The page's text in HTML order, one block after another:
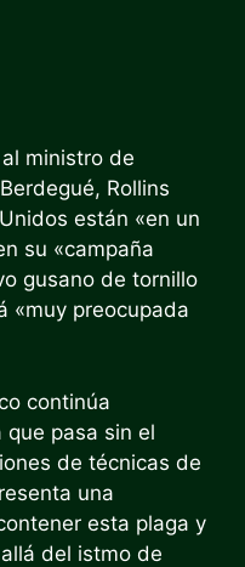
ministro de
Rollins
están «en un
su «campaña
gusano de tornillo
«muy preocupada
continúa
pasa sin el
de técnicas de
una
esta plaga y
del istmo de